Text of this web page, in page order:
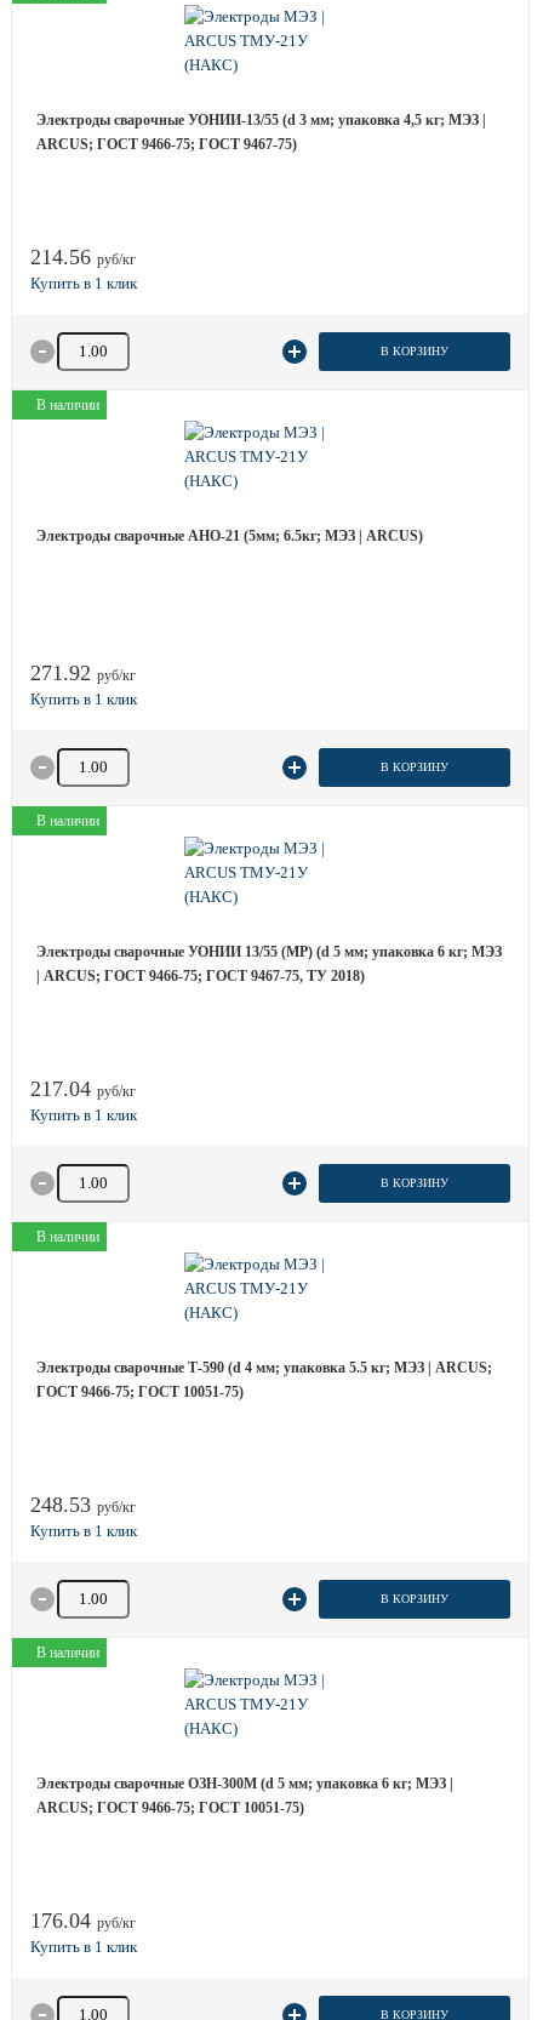
Электроды сварочные УОНИИ-13/55 (d 3 мм; упаковка 4,5 кг; МЭЗ |
ARCUS; ГОСТ 9466-75; ГОСТ 9467-75)
214.56 руб/кг
Количество товара В КОРЗИНУ
В наличии
Электроды сварочные АНО-21 (5мм; 6.5кг; МЭЗ | ARCUS)
271.92 руб/кг
Количество товара В КОРЗИНУ
В наличии
Электроды сварочные УОНИИ 13/55 (МР) (d 5 мм; упаковка 6 кг; МЭЗ
| ARCUS; ГОСТ 9466-75; ГОСТ 9467-75, ТУ 2018)
217.04 руб/кг
Количество товара В КОРЗИНУ
В наличии
Электроды сварочные Т-590 (d 4 мм; упаковка 5.5 кг; МЭЗ | ARCUS;
ГОСТ 9466-75; ГОСТ 10051-75)
248.53 руб/кг
Количество товара В КОРЗИНУ
В наличии
Электроды сварочные ОЗН-300М (d 5 мм; упаковка 6 кг; МЭЗ |
ARCUS; ГОСТ 9466-75; ГОСТ 10051-75)
176.04 руб/кг
Количество товара В КОРЗИНУ